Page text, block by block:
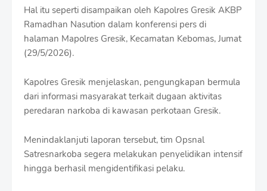
Hal itu seperti disampaikan oleh Kapolres Gresik AKBP
Ramadhan Nasution dalam konferensi pers di
halaman Mapolres Gresik, Kecamatan Kebomas, Jumat
(29/5/2026).
Kapolres Gresik menjelaskan, pengungkapan bermula
dari informasi masyarakat terkait dugaan aktivitas
peredaran narkoba di kawasan perkotaan Gresik.
Menindaklanjuti laporan tersebut, tim Opsnal
Satresnarkoba segera melakukan penyelidikan intensif
hingga berhasil mengidentifikasi pelaku.
r
f
f
T
p
l
a
t
s